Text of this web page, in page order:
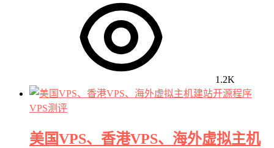
1.2K
VPS测评
美国VPS、香港VPS、海外虚拟主机